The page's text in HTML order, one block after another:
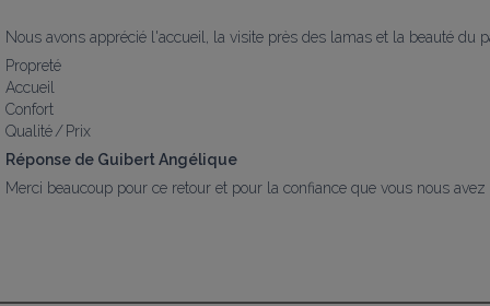
Nous avons apprécié l'accueil, la visite près des lamas et la beauté du
Propreté
Accueil
Confort
Qualité / Prix
Réponse de Guibert Angélique
Merci beaucoup pour ce retour et pour la confiance que vous nous avez